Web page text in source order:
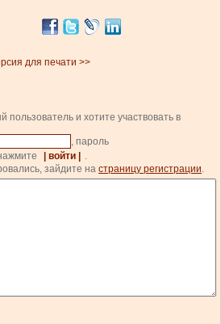
для печати >>
пользователь и хотите участвовать в
, пароль
| войти |
.
зайдите на страницу регистрации.